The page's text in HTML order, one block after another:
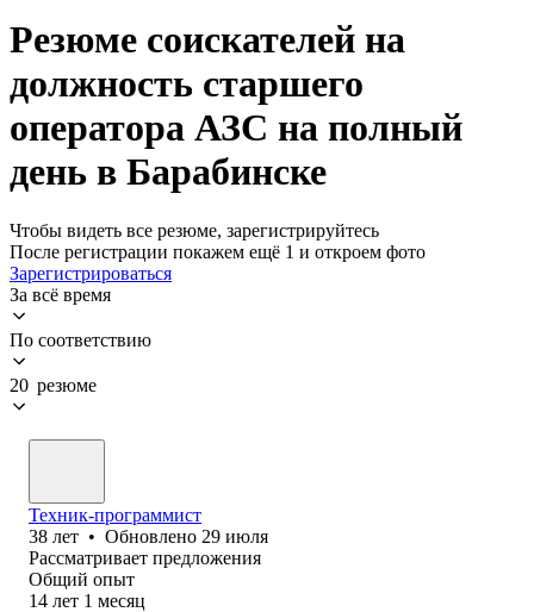
Резюме соискателей на
должность старшего
оператора АЗС на полный
день в Барабинске
Чтобы видеть все резюме, зарегистрируйтесь
После регистрации покажем ещё 1 и откроем фото
Зарегистрироваться
За всё время
По соответствию
20 резюме
Техник-программист
38 лет • Обновлено 29 июля
Рассматривает предложения
Общий опыт
14 лет 1 месяц